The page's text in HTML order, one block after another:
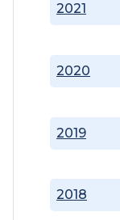
2018
2019
2020
2021